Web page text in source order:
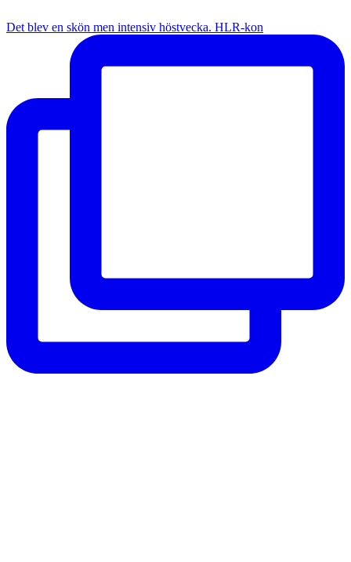
Det blev en skön men intensiv höstvecka. HLR-kon